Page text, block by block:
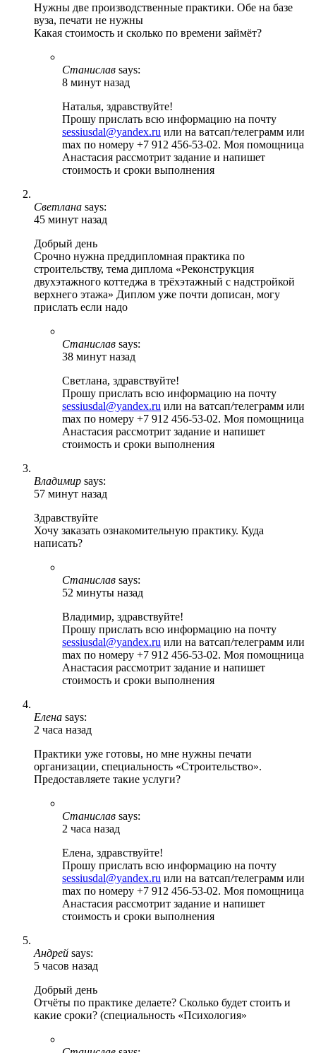
Нужны две производственные практики. Обе на базе
вуза, печати не нужны
Какая стоимость и сколько по времени займёт?
Станислав says:
8 минут назад
Наталья, здравствуйте!
Прошу прислать всю информацию на почту
sessiusdal@yandex.ru или на ватсап/телеграмм или
max по номеру +7 912 456-53-02. Моя помощница
Анастасия рассмотрит задание и напишет
стоимость и сроки выполнения
Светлана says:
45 минут назад
Добрый день
Срочно нужна преддипломная практика по
строительству, тема диплома «Реконструкция
двухэтажного коттеджа в трёхэтажный с надстройкой
верхнего этажа» Диплом уже почти дописан, могу
прислать если надо
Станислав says:
38 минут назад
Светлана, здравствуйте!
Прошу прислать всю информацию на почту
sessiusdal@yandex.ru или на ватсап/телеграмм или
max по номеру +7 912 456-53-02. Моя помощница
Анастасия рассмотрит задание и напишет
стоимость и сроки выполнения
Владимир says:
57 минут назад
Здравствуйте
Хочу заказать ознакомительную практику. Куда
написать?
Станислав says:
52 минуты назад
Владимир, здравствуйте!
Прошу прислать всю информацию на почту
sessiusdal@yandex.ru или на ватсап/телеграмм или
max по номеру +7 912 456-53-02. Моя помощница
Анастасия рассмотрит задание и напишет
стоимость и сроки выполнения
Елена says:
2 часа назад
Практики уже готовы, но мне нужны печати
организации, специальность «Строительство».
Предоставляете такие услуги?
Станислав says:
2 часа назад
Елена, здравствуйте!
Прошу прислать всю информацию на почту
sessiusdal@yandex.ru или на ватсап/телеграмм или
max по номеру +7 912 456-53-02. Моя помощница
Анастасия рассмотрит задание и напишет
стоимость и сроки выполнения
Андрей says:
5 часов назад
Добрый день
Отчёты по практике делаете? Сколько будет стоить и
какие сроки? (специальность «Психология»